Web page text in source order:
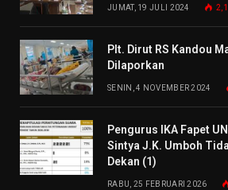
JUMAT, 19 JULI 2024
Plt. Dirut RS Kandou
Dilaporkan
SENIN, 4 NOVEMBER 2024
Pengurus IKA Fapet
Sintya J.K. Umboh
Dekan (1)
RABU, 25 FEBRUARI 2026